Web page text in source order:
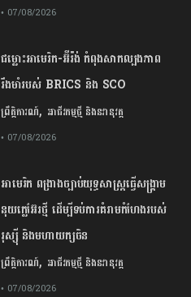
• 07/08/2026
ជម្លោះ​អាមេរិក​-​អ៊ីរ៉ង់​ ​កំពុង​សាកល្បង​ភាព​
រឹងមាំ​របស់​ ​BRICS​ ​និង​ ​SCO​
ព្រឹត្តិការណ៍, អាជីវកម្មថ្មី និងនវានុវត្ត
• 07/08/2026
​អាមេរិក​ ពង្រាងច្បាប់​យុទ្ធសាស្ត្រ​ធ្វើ​សង្គ្រាម​
នុយក្លេអ៊ែរ​ថ្មី ដើម្បីទប់ការគំរាមកំហែងរបស់​
រុស្ស៊ី និងមហាយក្សចិន
ព្រឹត្តិការណ៍, អាជីវកម្មថ្មី និងនវានុវត្ត
• 07/08/2026